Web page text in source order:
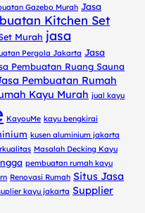
Gazebo Murah Jasa
Kitchen Set
Murah jasa
Pergola Jakarta Jasa
Pembuatan Ruang Sauna
Pembuatan Rumah
Kayu Murah jual kayu
KayouMe kayu bengkirai
kusen aluminium jakarta
Masalah Decking Kayu
pembuatan rumah kayu
Renovasi Rumah Situs Jasa
kayu jakarta Supplier